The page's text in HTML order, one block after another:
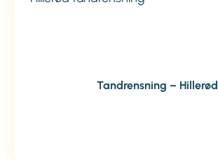
Tandrensning – Hillerød